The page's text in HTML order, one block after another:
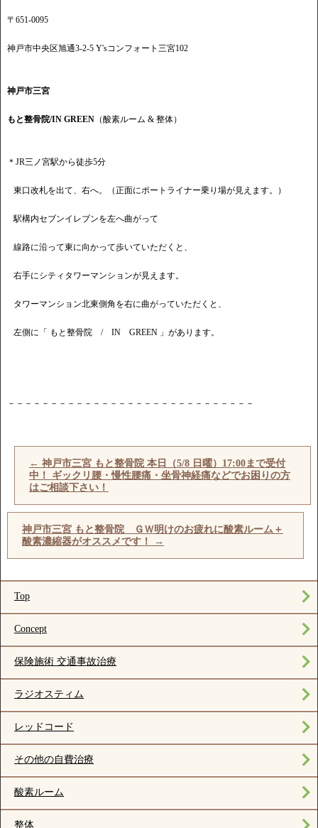
〒651-0095
神戸市中央区旭通3-2-5 Y'sコンフォート三宮102
神戸市三宮
もと整骨院/IN GREEN （酸素ルーム & 整体）
＊JR三ノ宮駅から徒歩5分
東口改札を出て、右へ。（正面にポートライナー乗り場が見えます。）
駅構内セブンイレブンを左へ曲がって
線路に沿って東に向かって歩いていただくと、
右手にシティタワーマンションが見えます。
タワーマンション北東側角を右に曲がっていただくと、
左側に「 もと整骨院 / IN GREEN 」があります。
－－－－－－－－－－－－－－－－－－－－－－－－－－－－－
← 神戸市三宮 もと整骨院 本日（5/8 日曜）17:00まで受付
中！ ギックリ腰・慢性腰痛・坐骨神経痛などでお困りの方
はご相談下さい！
神戸市三宮 もと整骨院 ＧＷ明けのお疲れに酸素ルーム＋
酸素濃縮器がオススメです！
→
Top
Concept
保険施術 交通事故治療
ラジオスティム
レッドコード
その他の自費治療
酸素ルーム
整体